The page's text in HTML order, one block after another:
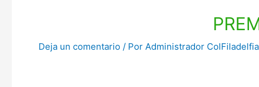
Deja un comentario / Por Administrador ColFiladelfia